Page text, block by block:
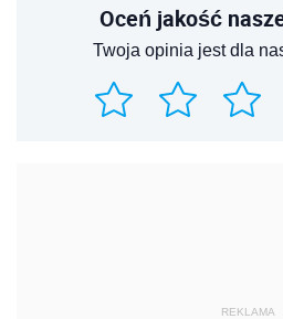
Oceń jakość
Twoja opinia jest dla
REKLAMA